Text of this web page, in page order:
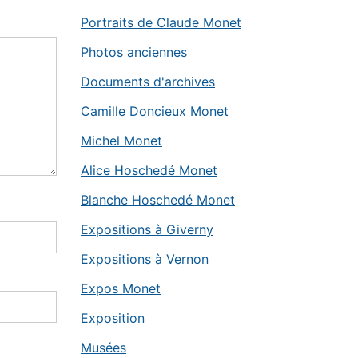
Portraits de Claude Monet
Photos anciennes
Documents d'archives
Camille Doncieux Monet
Michel Monet
Alice Hoschedé Monet
Blanche Hoschedé Monet
Expositions à Giverny
Expositions à Vernon
Expos Monet
Exposition
Musées